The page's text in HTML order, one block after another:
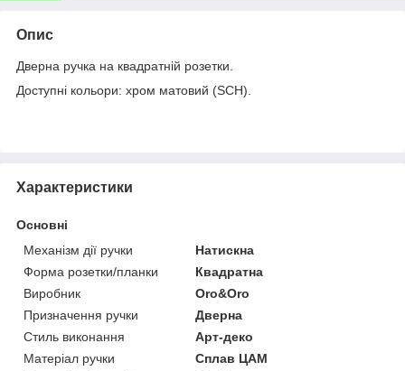
Опис
Дверна ручка на квадратній розетки.
Доступні кольори: хром матовий (SCH).
Характеристики
Основні
Механізм дії ручки
Натискна
Форма розетки/планки
Квадратна
Виробник
Oro&Oro
Призначення ручки
Дверна
Стиль виконання
Арт-деко
Матеріал ручки
Сплав ЦАМ